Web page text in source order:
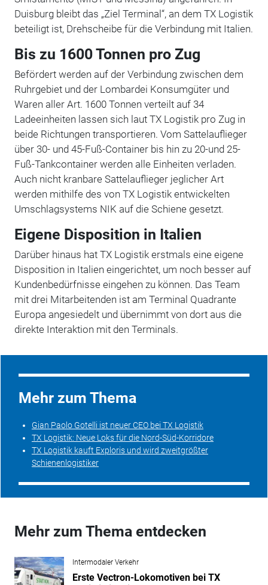
Duisburg bleibt das „Ziel Terminal“, an dem TX Logistik
beteiligt ist, Drehscheibe für die Verbindung mit Italien.
Bis zu 1600 Tonnen pro Zug
Befördert werden auf der Verbindung zwischen dem
Ruhrgebiet und der Lombardei Konsumgüter und
Waren aller Art. 1600 Tonnen verteilt auf 34
Ladeeinheiten lassen sich laut TX Logistik pro Zug in
beide Richtungen transportieren. Vom Sattelauflieger
über 30- und 45-Fuß-Container bis hin zu 20-und 25-
Fuß-Tankcontainer werden alle Einheiten verladen.
Auch nicht kranbare Sattelauflieger jeglicher Art
werden mithilfe des von TX Logistik entwickelten
Umschlagsystems NIK auf die Schiene gesetzt.
Eigene Disposition in Italien
Darüber hinaus hat TX Logistik erstmals eine eigene
Disposition in Italien eingerichtet, um noch besser auf
Kundenbedürfnisse eingehen zu können. Das Team
mit drei Mitarbeitenden ist am Terminal Quadrante
Europa angesiedelt und übernimmt von dort aus die
direkte Interaktion mit den Terminals.
Mehr zum Thema
Gian Paolo Gotelli ist neuer CEO bei TX Logistik
TX Logistik: Neue Loks für die Nord-Süd-Korridore
TX Logistik kauft Exploris und wird zweitgrößter
Schienenlogistiker
Mehr zum Thema entdecken
Intermodaler Verkehr
Erste Vectron-Lokomotiven bei TX